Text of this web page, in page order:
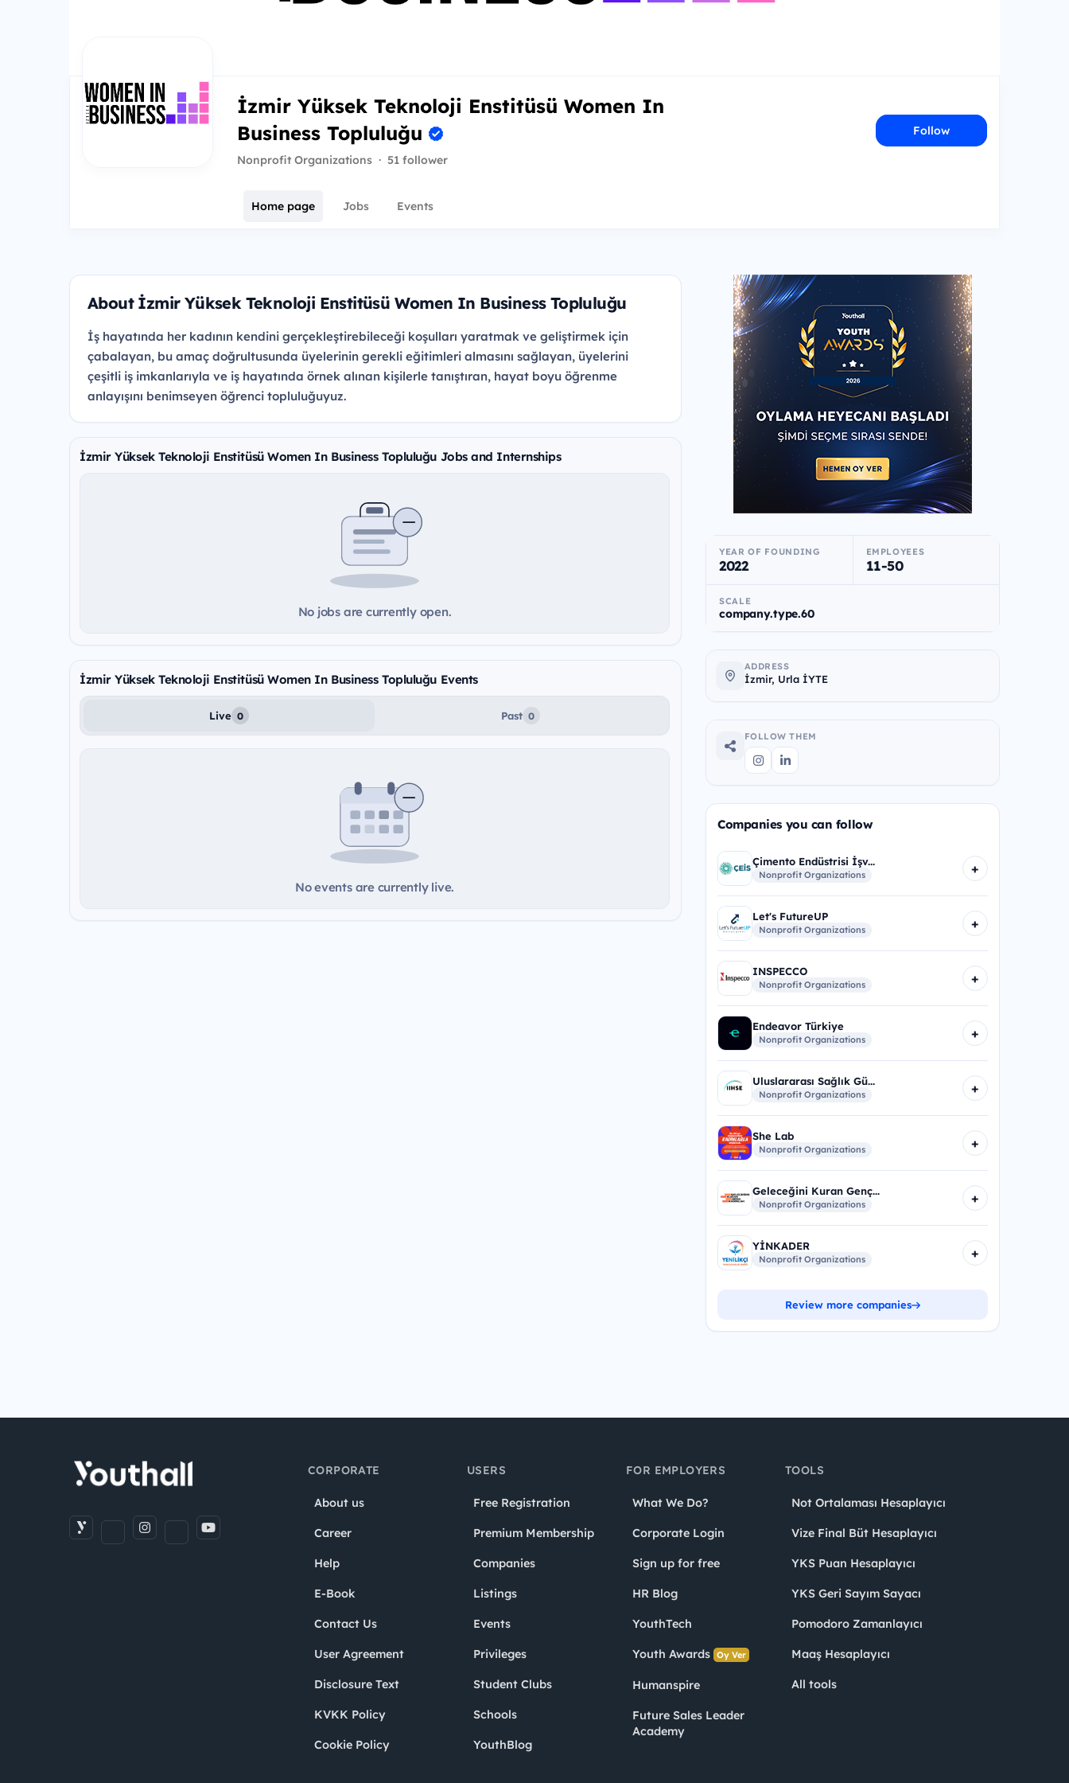
İzmir Yüksek Teknoloji Enstitüsü Women In
Business Topluluğu
Nonprofit Organizations · 51 follower
Follow
Home page Jobs Events
About İzmir Yüksek Teknoloji Enstitüsü Women In Business Topluluğu
İş hayatında her kadının kendini gerçekleştirebileceği koşulları yaratmak ve geliştirmek için
çabalayan, bu amaç doğrultusunda üyelerinin gerekli eğitimleri almasını sağlayan, üyelerini
çeşitli iş imkanlarıyla ve iş hayatında örnek alınan kişilerle tanıştıran, hayat boyu öğrenme
anlayışını benimseyen öğrenci topluluğuyuz.
İzmir Yüksek Teknoloji Enstitüsü Women In Business Topluluğu Jobs and Internships
No jobs are currently open.
İzmir Yüksek Teknoloji Enstitüsü Women In Business Topluluğu Events
Live 0 Past 0
No events are currently live.
YEAR OF FOUNDING
2022
EMPLOYEES
11-50
SCALE
company.type.60
ADDRESS
İzmir, Urla İYTE
FOLLOW THEM
Companies you can follow
Çimento Endüstrisi İşv...
Nonprofit Organizations +
Let's FutureUP
Nonprofit Organizations +
INSPECCO
Nonprofit Organizations +
Endeavor Türkiye
Nonprofit Organizations +
Uluslararası Sağlık Gü...
Nonprofit Organizations +
She Lab
Nonprofit Organizations +
Geleceğini Kuran Genç...
Nonprofit Organizations +
YİNKADER
Nonprofit Organizations +
Review more companies
CORPORATE
About us
Career
Help
E-Book
Contact Us
User Agreement
Disclosure Text
KVKK Policy
Cookie Policy
USERS
Free Registration
Premium Membership
Companies
Listings
Events
Privileges
Student Clubs
Schools
YouthBlog
FOR EMPLOYERS
What We Do?
Corporate Login
Sign up for free
HR Blog
YouthTech
Youth Awards Oy Ver
Humanspire
Future Sales Leader
Academy
TOOLS
Not Ortalaması Hesaplayıcı
Vize Final Büt Hesaplayıcı
YKS Puan Hesaplayıcı
YKS Geri Sayım Sayacı
Pomodoro Zamanlayıcı
Maaş Hesaplayıcı
All tools